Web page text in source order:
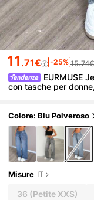
11 .71€ -25% 15.74€
EURMUSE
con tasche per
Colore: Blu Polveroso
Misure IT
36 (Petite XXS)